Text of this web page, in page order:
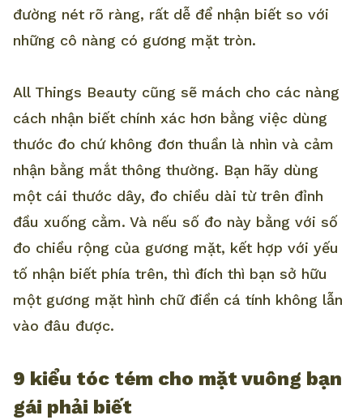
đường nét rõ ràng, rất dễ để nhận biết so với
những cô nàng có gương mặt tròn.
All Things Beauty cũng sẽ mách cho các nàng
cách nhận biết chính xác hơn bằng việc dùng
thước đo chứ không đơn thuần là nhìn và cảm
nhận bằng mắt thông thường. Bạn hãy dùng
một cái thước dây, đo chiều dài từ trên đỉnh
đầu xuống cằm. Và nếu số đo này bằng với số
đo chiều rộng của gương mặt, kết hợp với yếu
tố nhận biết phía trên, thì đích thì bạn sở hữu
một gương mặt hình chữ điền cá tính không lẫn
vào đâu được.
9 kiểu tóc tém cho mặt vuông bạn
gái phải biết